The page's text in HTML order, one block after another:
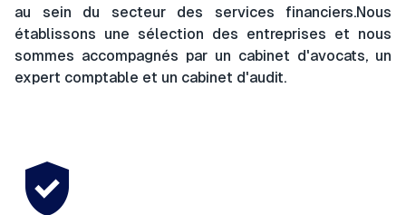
au sein du secteur des services financiers.Nous
établissons une sélection des entreprises et nous
sommes accompagnés par un cabinet d'avocats, un
expert comptable et un cabinet d'audit.
gpp_good